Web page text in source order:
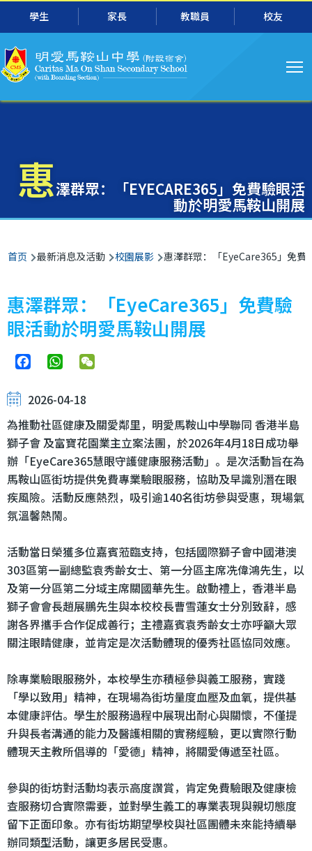
跳转到主要内容
學生 家長 教職員 校友
导
航
惠澤群眾：「EYECARE365」免費驗眼活
動於明愛馬鞍山開展
面
包
屑
首页 最新消息及活動 校園展影 惠澤群眾：「EyeCare365」免費
惠澤群眾：「EyeCare365」免費驗
眼活動於明愛馬鞍山開展
FacebookWhatsApp
2026-04-18
為推動社區健康及關愛鄰里，明愛馬鞍山中學聯同 香港半島
獅子會 及富寶花園業主立案法團，於2026年4月18日成功舉
辦「EyeCare365慧眼守護健康服務活動」。是次活動旨在為
馬鞍山區街坊提供免費專業驗眼服務，協助及早識別潛在眼
疾風險。活動反應熱烈，吸引逾140名街坊參與受惠，現場氣
氛溫馨熱鬧。
活動當日榮獲多位嘉賓蒞臨支持，包括國際獅子會中國港澳
303區第一副總監袁秀齢女士、第一分區主席冼偉鴻先生，以
及第一分區第二分域主席關國華先生。啟動禮上，香港半島
獅子會會長趙展鵬先生與本校校長曹雪蓮女士分別致辭，感
謝各界攜手合作促成善行；主禮嘉賓袁秀齢女士亦呼籲大眾
關注眼睛健康，並肯定是次活動體現的優秀社區協同效應。
除專業驗眼服務外，本校學生亦積極參與義工服務，實踐
「學以致用」精神，在現場為街坊量度血壓及血氧，提供基
本健康評估。學生於服務過程中展現出耐心與關懷，不僅提
升與長者溝通的能力及醫護相關的實務經驗，更以實際行動
體現天主教所倡導的「愛德」精神，將關愛傳遞至社區。
參與的街坊對活動均表示高度讚賞，肯定免費驗眼及健康檢
查服務切合實際需要，並對學生義工的專業表現與親切態度
留下正面印象。亦有街坊期望學校與社區團體未來能持續舉
辦同類型活動，讓更多居民受惠。